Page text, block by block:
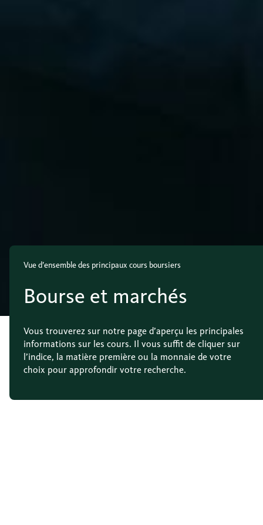
Vue d’ensemble des principaux cours boursiers
Bourse et marchés
Vous trouverez sur notre page d’aperçu les principales
informations sur les cours. Il vous suffit de cliquer sur
l’indice, la matière première ou la monnaie de votre
choix pour approfondir votre recherche.